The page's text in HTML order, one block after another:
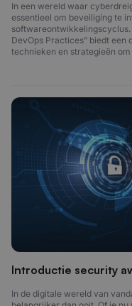
In een wereld waar
essentieel om beveiliging te
softwareontwikkelingscyclus.
DevOps Practices” biedt
technieken en strategieën
Introductie security
In de digitale wereld van